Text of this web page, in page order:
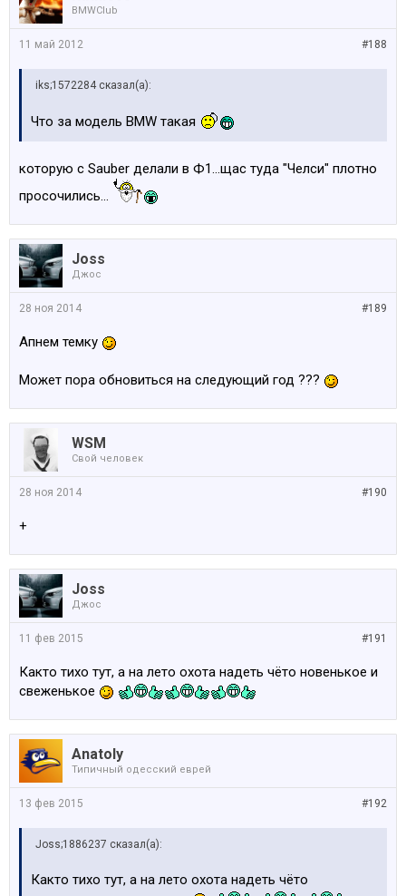
BMWClub
#188
11 май 2012
iks;1572284 сказал(а):
Что за модель BMW такая
которую с Sauber делали в Ф1...щас туда "Челси" плотно
просочились...
Joss
Джос
#189
28 ноя 2014
Апнем темку
Может пора обновиться на следующий год ???
WSM
Свой человек
#190
28 ноя 2014
+
Joss
Джос
#191
11 фев 2015
Както тихо тут, а на лето охота надеть чёто новенькое и
свеженькое
Anatoly
Типичный одесский еврей
#192
13 фев 2015
Joss;1886237 сказал(а):
Както тихо тут, а на лето охота надеть чёто